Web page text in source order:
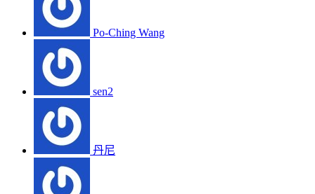
Po-Ching Wang
sen2
丹尼